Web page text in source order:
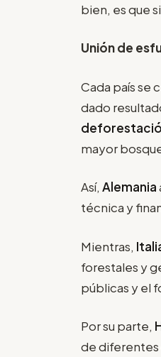
bien, es que
Unión de
Cada país se
dado
mayor
Así, Alemania
técnica y
Mientras,
forestales y
públicas y el
Por su parte,
de diferentes